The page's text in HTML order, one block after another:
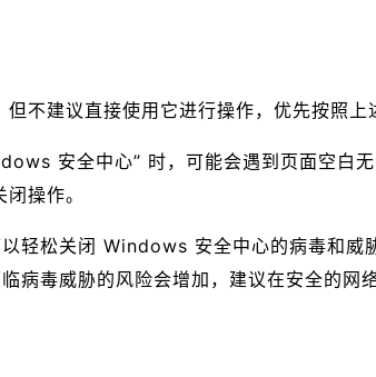
但不建议直接使用它进行操作，优先按照
安全中心” 时，可能会遇到页面空白
操作。
轻松关闭 Windows 安全中心的病毒和威
病毒威胁的风险会增加，建议在安全的网